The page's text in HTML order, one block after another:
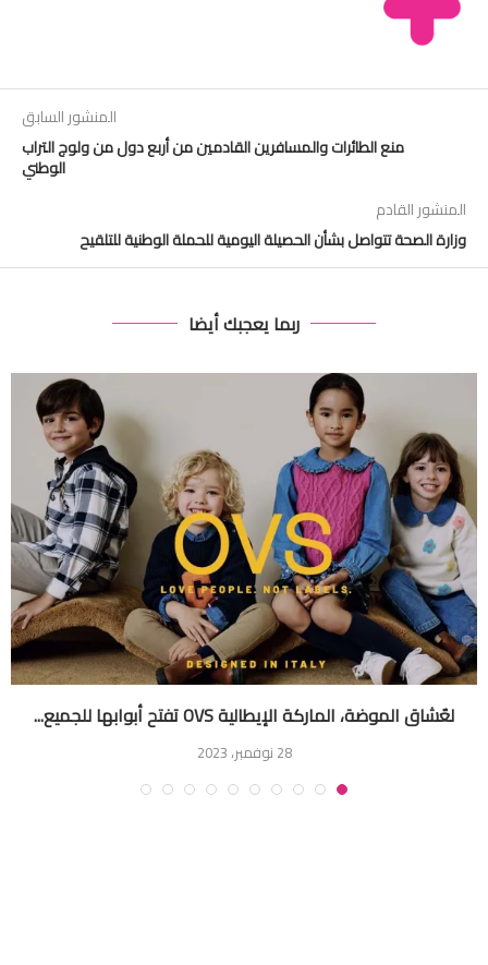
المنشور السابق
منع الطائرات والمسافرين القادمين من أربع دول من ولوج التراب
الوطني
المنشور القادم
وزارة الصحة تتواصل بشأن الحصيلة اليومية للحملة الوطنية للتلقيح
ربما يعجبك أيضا
لعٌشاق الموضة، الماركة الإيطالية OVS تفتح أبوابها للجميع...
28 نوفمبر، 2023